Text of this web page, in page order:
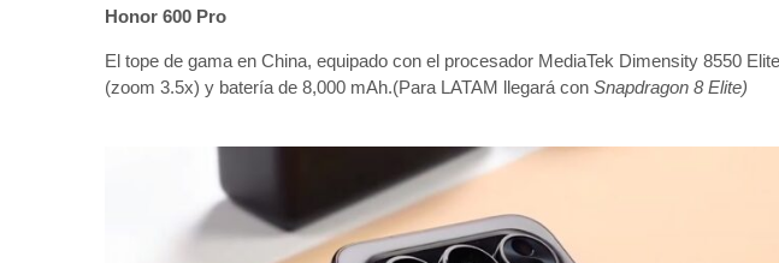
Honor 600 Pro
El tope de gama en China, equipado con el procesador MediaTek Dimensity 8550
(zoom 3.5x) y batería de 8,000 mAh.(Para LATAM llegará con Snapdragon 8 Elite)